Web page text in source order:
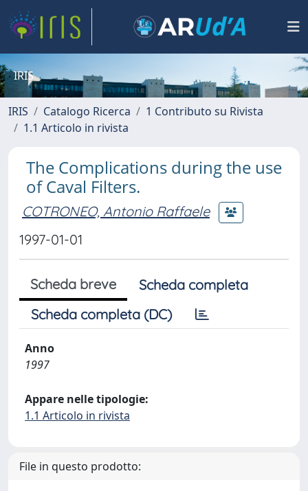
IRIS
IRIS Catalogo Ricerca
1 Contributo su Rivista
1.1 Articolo in rivista
The Complications during the use
of Caval Filters.
COTRONEO, Antonio Raffaele
1997-01-01
Scheda breve
Scheda completa
Scheda completa (DC)
Anno
1997
Appare nelle tipologie:
1.1 Articolo in rivista
File in questo prodotto: